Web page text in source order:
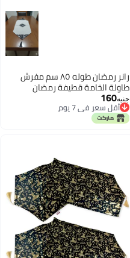
رانر رمضان طوله ٨٥ سم مفرش
طاولة الخامة قطيفة رمضان
جنيه160
أقل سعر في 7 يوم
أقل سعر في 7 يوم